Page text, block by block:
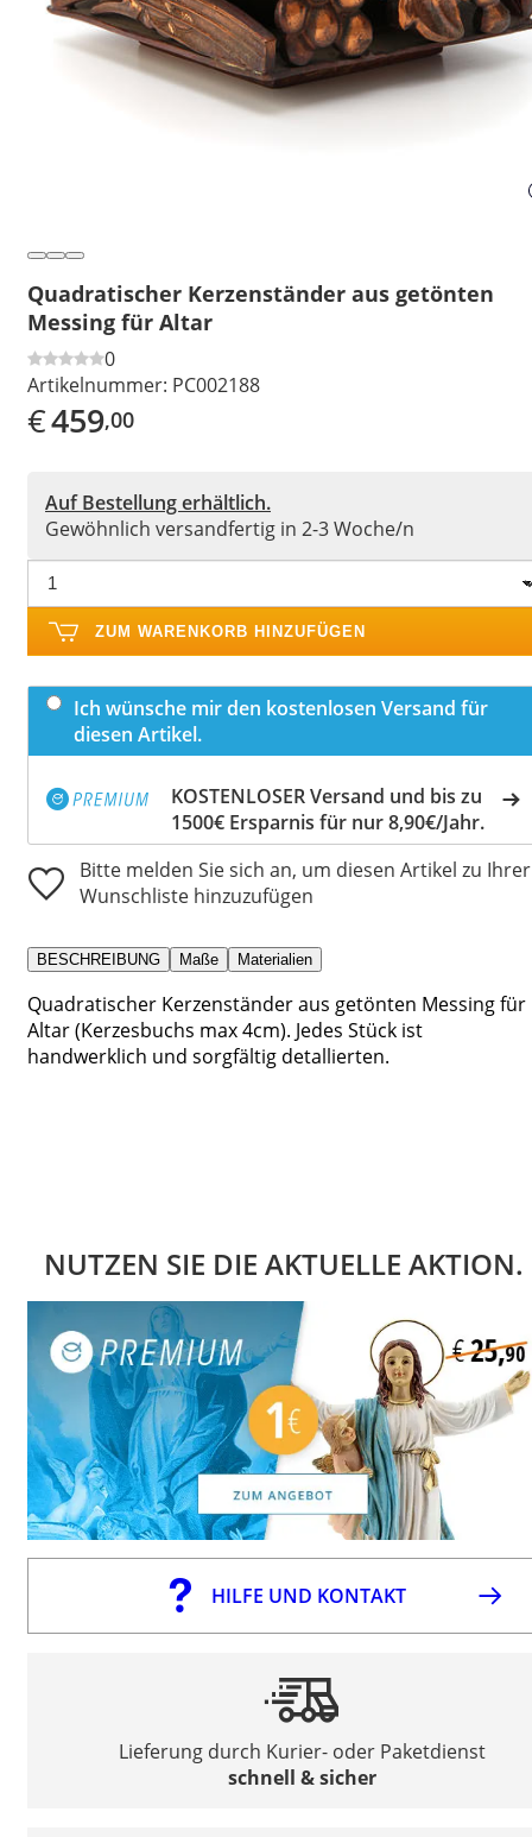
Quadratischer Kerzenständer aus getönten
Messing für Altar
0
Artikelnummer: PC002188
€459,00
Auf Bestellung erhältlich.
Gewöhnlich versandfertig in 2-3 Woche/n
ZUM WARENKORB HINZUFÜGEN
Ich wünsche mir den kostenlosen Versand für
diesen Artikel.
KOSTENLOSER Versand und bis zu
1500€ Ersparnis für nur 8,90€/Jahr.
Bitte melden Sie sich an, um diesen Artikel zu Ihrer
Wunschliste hinzuzufügen
BESCHREIBUNG Maße Materialien
Quadratischer Kerzenständer aus getönten Messing für
Altar (Kerzesbuchs max 4cm). Jedes Stück ist
handwerklich und sorgfältig detallierten.
NUTZEN SIE DIE AKTUELLE AKTION.
HILFE UND KONTAKT
Lieferung durch Kurier- oder Paketdienst
schnell & sicher